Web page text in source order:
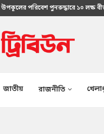
মানবিক সেবায় উপকূলবাসীর আস্থার
জাতীয় রাজনীতি